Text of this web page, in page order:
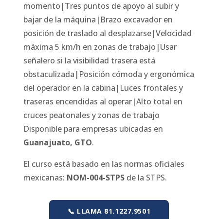
momento|Tres puntos de apoyo al subir y
bajar de la máquina|Brazo excavador en
posición de traslado al desplazarse|Velocidad
máxima 5 km/h en zonas de trabajo|Usar
señalero si la visibilidad trasera está
obstaculizada|Posición cómoda y ergonómica
del operador en la cabina|Luces frontales y
traseras encendidas al operar|Alto total en
cruces peatonales y zonas de trabajo
Disponible para empresas ubicadas en
Guanajuato, GTO.
El curso está basado en las normas oficiales
mexicanas: NOM-004-STPS de la STPS.
📞 LLAMA 81.1227.9501